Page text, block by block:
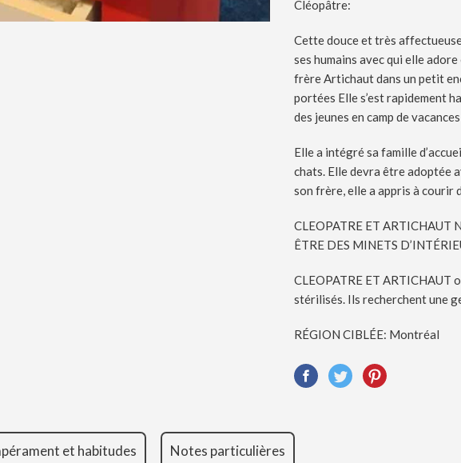
Cléopâtre:
Cette douce et très
ses humains avec qui elle
frère Artichaut dans un petit
portées Elle s’est rapidement
des jeunes en camp de
Elle a intégré sa famille
chats. Elle devra être adoptée
son frère, elle a appris à courir
CLEOPATRE ET ARTICHAUT
ÊTRE DES MINETS
CLEOPATRE ET ARTICHAUT
stérilisés. Ils recherchent une
RÉGION CIBLÉE: Montréal
et habitudes Notes particulières